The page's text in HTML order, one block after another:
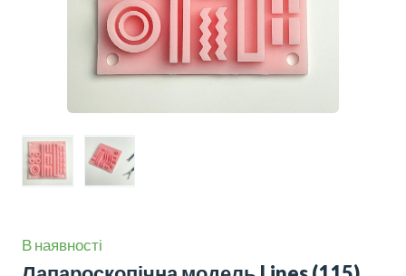
В наявності